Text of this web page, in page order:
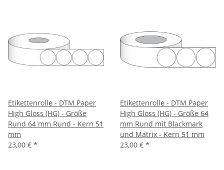
Etikettenrolle - DTM Paper
High Gloss (HG) - Größe
Rund 64 mm Rund - Kern 51
mm
23,00 € *
Etikettenrolle - DTM Paper
High Gloss (HG) - Größe 64
mm Rund mit Blackmark
und Matrix - Kern 51 mm
23,00 € *